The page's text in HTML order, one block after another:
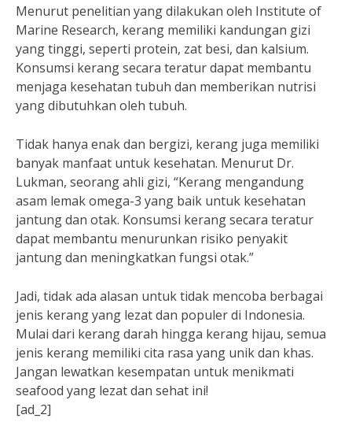
Menurut penelitian yang dilakukan oleh Institute of
Marine Research, kerang memiliki kandungan gizi
yang tinggi, seperti protein, zat besi, dan kalsium.
Konsumsi kerang secara teratur dapat membantu
menjaga kesehatan tubuh dan memberikan nutrisi
yang dibutuhkan oleh tubuh.
Tidak hanya enak dan bergizi, kerang juga memiliki
banyak manfaat untuk kesehatan. Menurut Dr.
Lukman, seorang ahli gizi, “Kerang mengandung
asam lemak omega-3 yang baik untuk kesehatan
jantung dan otak. Konsumsi kerang secara teratur
dapat membantu menurunkan risiko penyakit
jantung dan meningkatkan fungsi otak.”
Jadi, tidak ada alasan untuk tidak mencoba berbagai
jenis kerang yang lezat dan populer di Indonesia.
Mulai dari kerang darah hingga kerang hijau, semua
jenis kerang memiliki cita rasa yang unik dan khas.
Jangan lewatkan kesempatan untuk menikmati
seafood yang lezat dan sehat ini!
[ad_2]